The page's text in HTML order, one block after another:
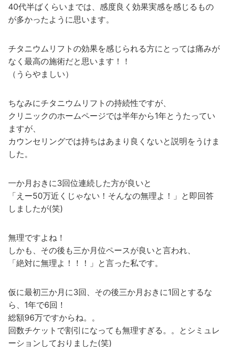
40代半ばくらいまでは、感度良く効果実感を感じるもの
が多かったように思います。
チタニウムリフトの効果を感じられる方にとっては痛みが
なく最高の施術だと思います！！
（うらやましい）
ちなみにチタニウムリフトの持続性ですが、
クリニックのホームページでは半年から1年とうたってい
ますが、
カウンセリングでは持ちはあまり良くないと説明をうけま
した。
一か月おきに3回位連続した方が良いと
「えー50万近くじゃない！そんなの無理よ！」と即回答
しましたが(笑)
無理ですよね！
しかも、その後も三か月位ペースが良いと言われ、
「絶対に無理よ！！！」と言った私です。
仮に最初三か月に3回、その後三か月おきに1回とするな
ら、1年で6回！
総額96万ですからね。。
回数チケットで割引になっても無理すぎる。。とシミュレ
ーションしておりました(笑)